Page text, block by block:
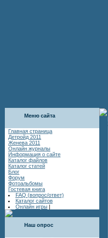
Меню сайта
Главная страница
Детройд 2011
Женева 2011
Онлайн журналы
Информация о сайте
Каталог файлов
Каталог статей
Блог
Форум
Фотоальбомы
Гостевая книга
FAQ (вопрос/ответ)
Каталог сайтов
Онлайн игры |
Наш опрос